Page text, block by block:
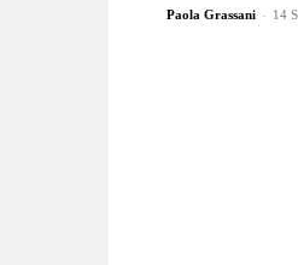
Paola Grassani - 14